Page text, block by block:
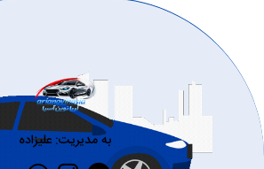
به مدیریت: علیزاده